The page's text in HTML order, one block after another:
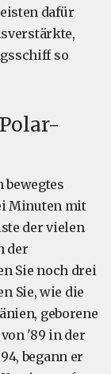
dafür
so
bewegtes
Minuten mit
der vielen
der
Sie noch drei
Sie, wie die
geborene
'89 in der
begann er